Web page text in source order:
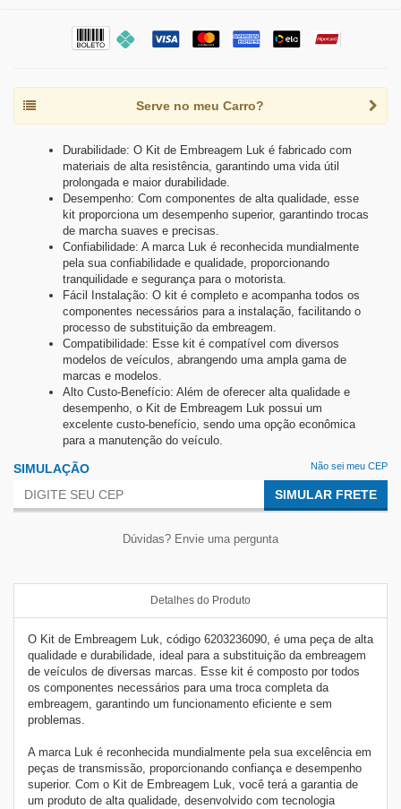
Serve no meu Carro?
Durabilidade: O Kit de Embreagem Luk é fabricado com
materiais de alta resistência, garantindo uma vida útil
prolongada e maior durabilidade.
Desempenho: Com componentes de alta qualidade, esse
kit proporciona um desempenho superior, garantindo trocas
de marcha suaves e precisas.
Confiabilidade: A marca Luk é reconhecida mundialmente
pela sua confiabilidade e qualidade, proporcionando
tranquilidade e segurança para o motorista.
Fácil Instalação: O kit é completo e acompanha todos os
componentes necessários para a instalação, facilitando o
processo de substituição da embreagem.
Compatibilidade: Esse kit é compatível com diversos
modelos de veículos, abrangendo uma ampla gama de
marcas e modelos.
Alto Custo-Benefício: Além de oferecer alta qualidade e
desempenho, o Kit de Embreagem Luk possui um
excelente custo-benefício, sendo uma opção econômica
para a manutenção do veículo.
SIMULAÇÃO Não sei meu CEP
SIMULAR FRETE
Dúvidas? Envie uma pergunta
Detalhes do Produto
O Kit de Embreagem Luk, código 6203236090, é uma peça de alta
qualidade e durabilidade, ideal para a substituição da embreagem
de veículos de diversas marcas. Esse kit é composto por todos
os componentes necessários para uma troca completa da
embreagem, garantindo um funcionamento eficiente e sem
problemas.
A marca Luk é reconhecida mundialmente pela sua excelência em
peças de transmissão, proporcionando confiança e desempenho
superior. Com o Kit de Embreagem Luk, você terá a garantia de
um produto de alta qualidade, desenvolvido com tecnologia